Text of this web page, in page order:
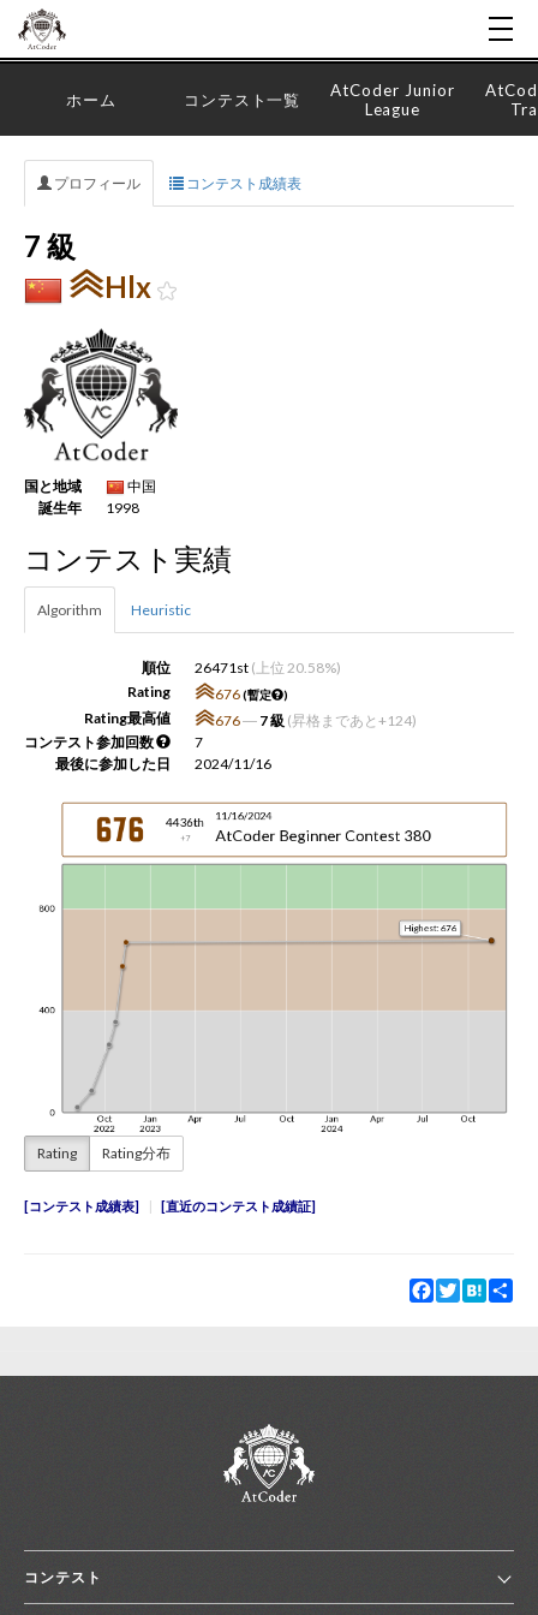
JP EN
ホーム コンテスト一覧
AtCoder Junior
League
プロフィール コンテスト成績表
7 級
Hlx
国と地域
中国
誕生年
1998
コンテスト実績
Algorithm Heuristic
順位 26471st (上位 20.58%)
Rating
676(暫定 )
Rating最高値 676― 7 級 (昇格まであと+124)
コンテスト参加回数
7
最後に参加した日
2024/11/16
Rating Rating分布
コンテスト成績表 直近のコンテスト成績証
Facebook
TwitterHatena
コンテスト